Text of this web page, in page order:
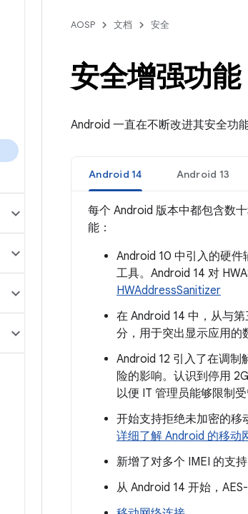
AOSP 文档 安全
安全增强功能
Android 一直在不断改进其安全功
Android 14 Android 13
每个 Android 版本中都包含数
能：
Android 10 中引入的硬件
工具。Android 14 对
HWAddressSanitizer
在 Android 14 中，从与
分，用于突出显示应用的
Android 12 引入了在调
险的影响。认识到停用
以便 IT 管理员能够限制
开始支持拒绝未加密的移
详细了解 Android 的移动
新增了对多个 IMEI 的支持
从 Android 14 开始，